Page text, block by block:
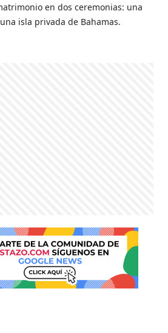
en dos ceremonias: una
isla privada de Bahamas.